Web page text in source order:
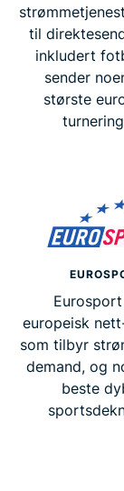
til
inkludert
sender
største
europeisk
som tilbyr
demand, og
beste